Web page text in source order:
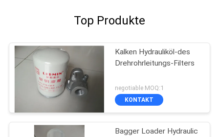
Top Produkte
Kalken Hydrauliköl-des
Drehrohrleitungs-Filters
negotiable MOQ:1
KONTAKT
Bagger Loader Hydraulic